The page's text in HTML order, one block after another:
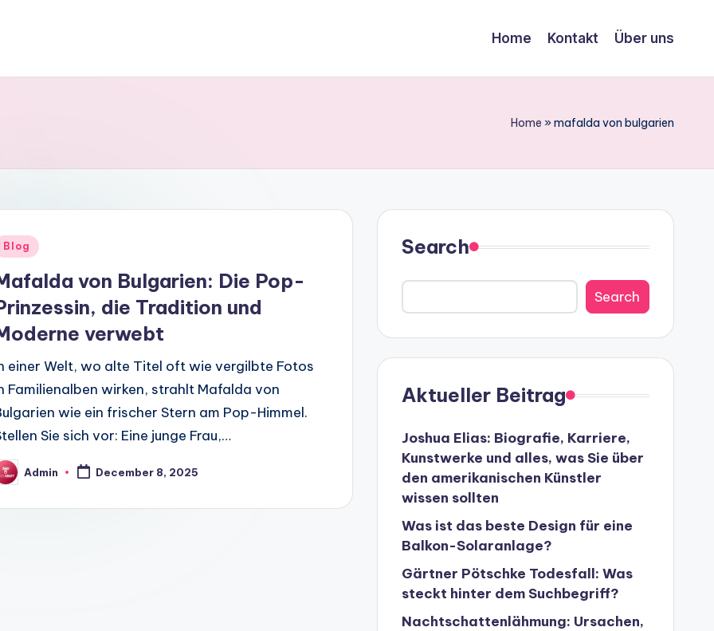
Home Kontakt Über uns
Home »mafalda von bulgarien
Blog
von Bulgarien: Die Pop-
die Tradition und
verwebt
einer Welt, wo alte Titel oft wie vergilbte Fotos
Familienalben wirken, strahlt Mafalda von
wie ein frischer Stern am Pop-Himmel.
Sie sich vor: Eine junge Frau,…
Admin December 8, 2025
Search
Search
Aktueller Beitrag
Joshua Elias: Biografie, Karriere,
Kunstwerke und alles, was Sie über
den amerikanischen Künstler
wissen sollten
Was ist das beste Design für eine
Balkon-Solaranlage?
Gärtner Pötschke Todesfall: Was
steckt hinter dem Suchbegriff?
Nachtschattenlähmung: Ursachen,